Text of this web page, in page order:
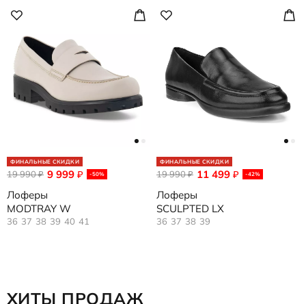
ФИНАЛЬНЫЕ СКИДКИ
9 999 ₽ -50%
19 990₽
Лоферы
MODTRAY W
36 37 38 39 40 41
ФИНАЛЬНЫЕ СКИДКИ
11 499 ₽ -42%
19 990₽
Лоферы
SCULPTED LX
36 37 38 39
ХИТЫ ПРОДАЖ